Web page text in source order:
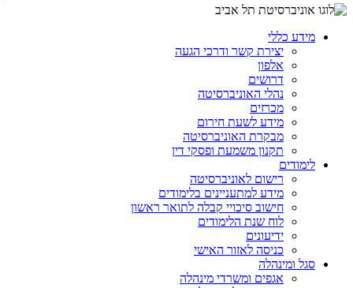
מידע כללי
יצירת קשר ודרכי הגעה
אלפון
דרושים
נהלי האוניברסיטה
מכרזים
מידע לשעת חירום
מבקרת האוניברסיטה
תקנון משמעת ופסקי דין
לימודים
רישום לאוניברסיטה
מידע למתעניינים בלימודים
חישוב סיכויי קבלה לתואר ראשון
לוח שנת הלימודים
ידיעונים
כניסה לאזור האישי
סגל ומינהלה
אגפים ומשרדי מינהלה